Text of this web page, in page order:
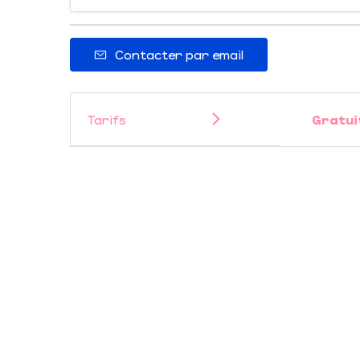
Contacter par email
Tarifs